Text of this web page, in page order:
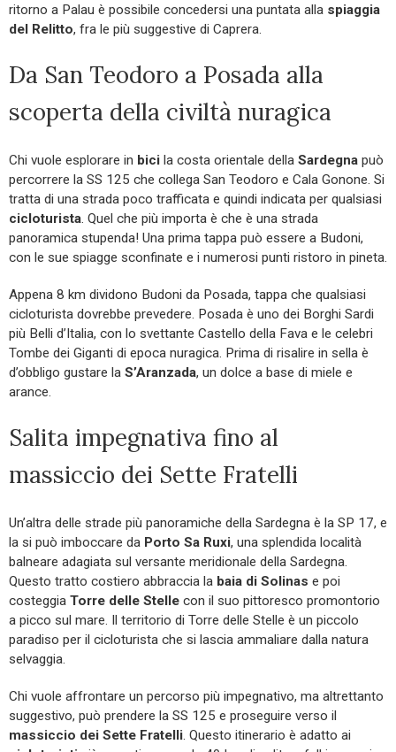
ritorno a Palau è possibile concedersi una puntata alla spiaggia
del Relitto, fra le più suggestive di Caprera.
Da San Teodoro a Posada alla
scoperta della civiltà nuragica
Chi vuole esplorare in bici la costa orientale della Sardegna può
percorrere la SS 125 che collega San Teodoro e Cala Gonone. Si
tratta di una strada poco trafficata e quindi indicata per qualsiasi
cicloturista. Quel che più importa è che è una strada
panoramica stupenda! Una prima tappa può essere a Budoni,
con le sue spiagge sconfinate e i numerosi punti ristoro in pineta.
Appena 8 km dividono Budoni da Posada, tappa che qualsiasi
cicloturista dovrebbe prevedere. Posada è uno dei Borghi Sardi
più Belli d’Italia, con lo svettante Castello della Fava e le celebri
Tombe dei Giganti di epoca nuragica. Prima di risalire in sella è
d’obbligo gustare la S’Aranzada, un dolce a base di miele e
arance.
Salita impegnativa fino al
massiccio dei Sette Fratelli
Un’altra delle strade più panoramiche della Sardegna è la SP 17, e
la si può imboccare da Porto Sa Ruxi, una splendida località
balneare adagiata sul versante meridionale della Sardegna.
Questo tratto costiero abbraccia la baia di Solinas e poi
costeggia Torre delle Stelle con il suo pittoresco promontorio
a picco sul mare. Il territorio di Torre delle Stelle è un piccolo
paradiso per il cicloturista che si lascia ammaliare dalla natura
selvaggia.
Chi vuole affrontare un percorso più impegnativo, ma altrettanto
suggestivo, può prendere la SS 125 e proseguire verso il
massiccio dei Sette Fratelli. Questo itinerario è adatto ai